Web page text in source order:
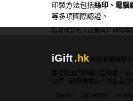
印製方法包括絲印、電腦
等多項國際認證。
服務條款私人政策客戶 網站導
iGift.hk
軒龍實業有限公
香港及澳門制服訂造專家，
公司、政府機構及大型企業提
Sedex
ISO 9001 FAMA